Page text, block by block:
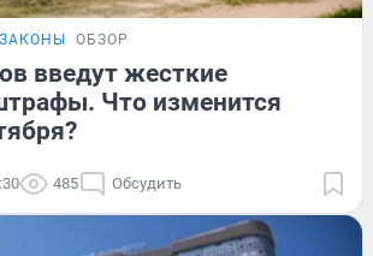
ОБЗОР
введут жесткие
Что изменится
485 Обсудить